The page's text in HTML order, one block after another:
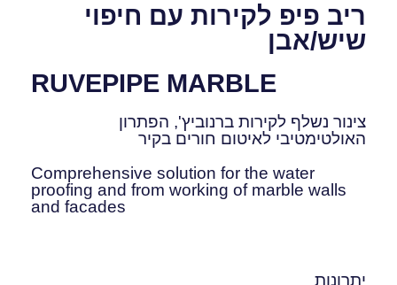
ריב פיפ לקירות עם חיפוי
שיש/אבן
RUVEPIPE MARBLE
צינור נשלף לקירות ברנוביץ', הפתרון
האולטימטיבי לאיטום חורים בקיר
Comprehensive solution for the water
proofing and from working of marble walls
and facades
יתרונות